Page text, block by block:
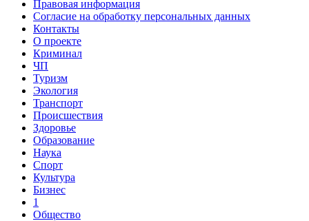
Правовая информация
Согласие на обработку персональных данных
Контакты
О проекте
Криминал
ЧП
Туризм
Экология
Транспорт
Происшествия
Здоровье
Образование
Наука
Спорт
Культура
Бизнес
1
Общество